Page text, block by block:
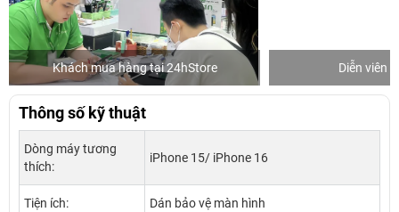
Khách mua hàng tại 24hStore Diễn viên
Thông số kỹ thuật
Dòng máy tương
thích:
iPhone 15/ iPhone 16
Tiện ích: Dán bảo vệ màn hình